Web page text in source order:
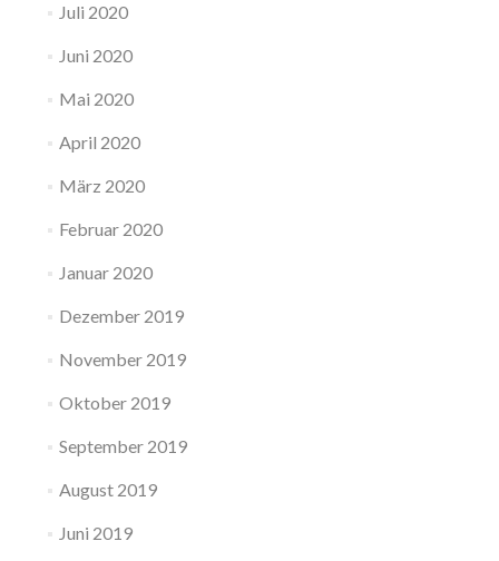
Juli 2020
Juni 2020
Mai 2020
April 2020
März 2020
Februar 2020
Januar 2020
Dezember 2019
November 2019
Oktober 2019
September 2019
August 2019
Juni 2019